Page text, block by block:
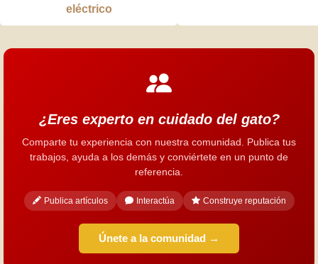
eléctrico
¿Eres experto en cuidado del gato?
Comparte tu experiencia con nuestra comunidad. Publica tus
trabajos, ayuda a los demás y conviértete en un punto de
referencia.
Publica artículos Interactúa Construye reputación
Únete a la comunidad →